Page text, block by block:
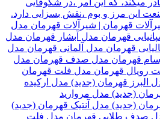
میکند، که این امر ،در شکوفایی
این مرز و بوم ،نقش بسزایی دارد.
قهرمان | شیرآلات قهرمان مدل
قهرمان مدل آبشار قهرمان مدل
قهرمان مدل آلمانی قهرمان مدل
قهرمان مدل صدف قهرمان مدل
رویال قهرمان مدل فلت قهرمان
البرز قهرمان (جدید) مدل ارکیده
(جدید) مدل مروارید
(جدید) مدل آنتیک قهرمان (جدید)
صدف طلایی قهرمان مدل فلت